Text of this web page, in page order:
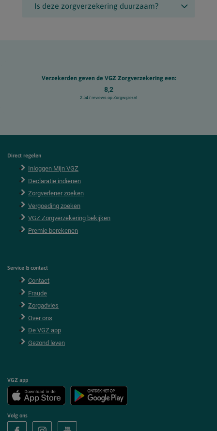
Is deze zorgverzekering duurzaam?
Verzekerden geven de VGZ Zorgverzekering een:
8,2
2.547 reviews op Zorgwijzer.nl
Direct regelen
Inloggen Mijn VGZ
Declaratie indienen
Zorgverlener zoeken
Vergoeding zoeken
VGZ Zorgverzekering bekijken
Premie berekenen
Service & contact
Contact
Fraude
Zorgadvies
Over ons
De VGZ app
Gezond leven
VGZ app
Volg ons